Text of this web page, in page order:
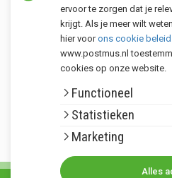
Klantenservice
Postmus merken
ervoor te zorgen dat je
krijgt. Als je meer wilt
hier voorons cookie beleid
www.postmus.nl
cookies op onze website.
Functioneel
Statistieken
Marketing
Alles